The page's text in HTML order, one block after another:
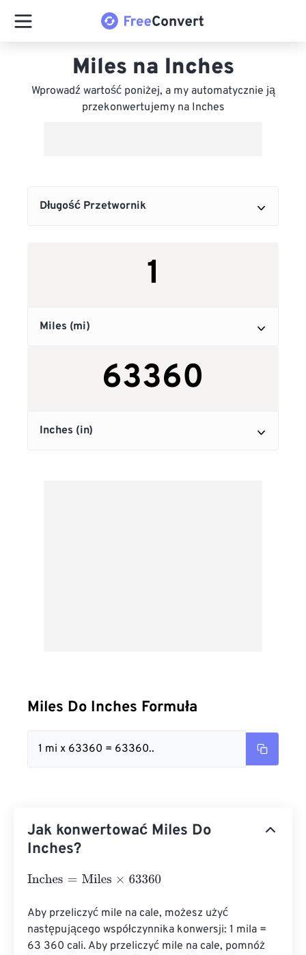
Miles na Inches
Wprowadź wartość poniżej, a my automatycznie ją
przekonwertujemy na Inches
Miles Do Inches Formuła
1 mi x 63360 = 63360..
Jak konwertować Miles Do
Inches?
Inches= Miles×63360
Aby przeliczyć mile na cale, możesz użyć
następującego współczynnika konwersji: 1 mila =
63 360 cali. Aby przeliczyć mile na cale, pomnóż